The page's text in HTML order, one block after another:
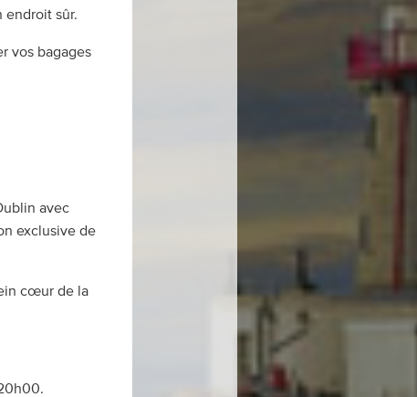
endroit sûr.
vos bagages
avec
exclusive de
cœur de la